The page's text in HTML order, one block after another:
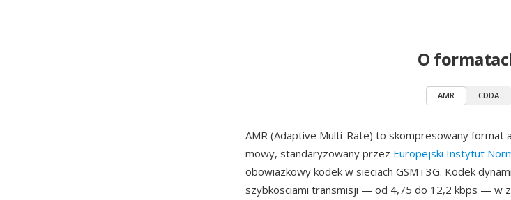
O
AMR CDDA
AMR (Adaptive Multi-Rate) to skompresowany format
mowy, standaryzowany przez Europejski Instytut
obowiazkowy kodek w sieciach GSM i 3G. Kodek
szybkosciami transmisji — od 4,75 do 12,2 kbps — w